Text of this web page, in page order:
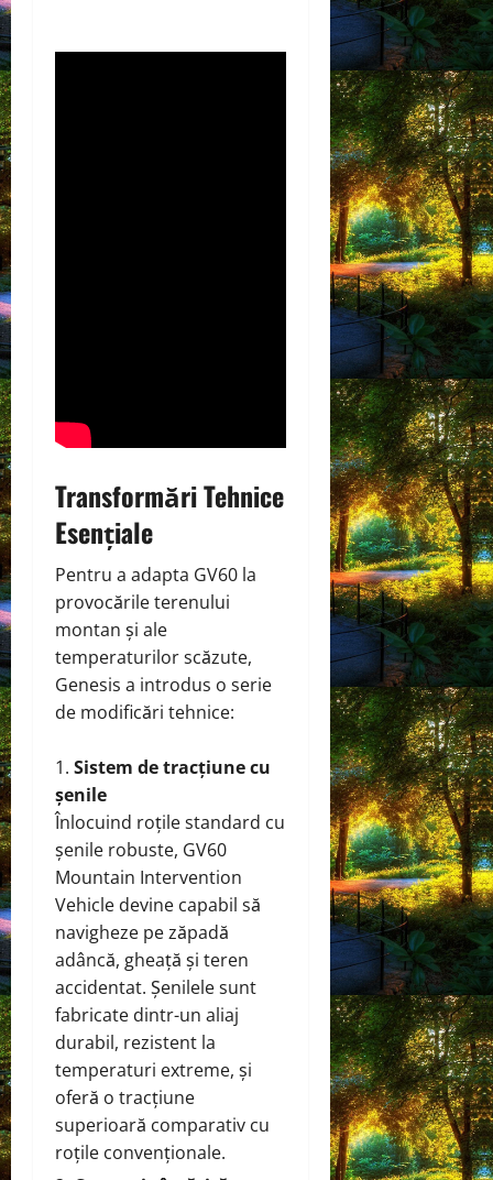
Transformări Tehnice
Esențiale
Pentru a adapta GV60 la
provocările terenului
montan și ale
temperaturilor scăzute,
Genesis a introdus o serie
de modificări tehnice:
Sistem de tracțiune cu
șenile
Înlocuind roțile standard cu
șenile robuste, GV60
Mountain Intervention
Vehicle devine capabil să
navigheze pe zăpadă
adâncă, gheață și teren
accidentat. Șenilele sunt
fabricate dintr-un aliaj
durabil, rezistent la
temperaturi extreme, și
oferă o tracțiune
superioară comparativ cu
roțile convenționale.